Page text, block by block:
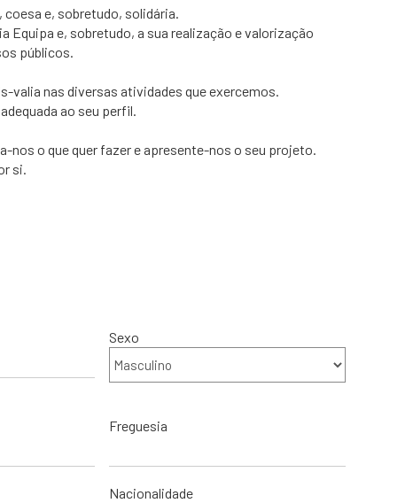
e, sobretudo, solidária.
Equipa e, sobretudo, a sua realização e valorização
públicos.
valia nas diversas atividades que exercemos.
ao seu perfil.
nos o que quer fazer e apresente-nos o seu projeto.
si.
Sexo
Freguesia
Nacionalidade